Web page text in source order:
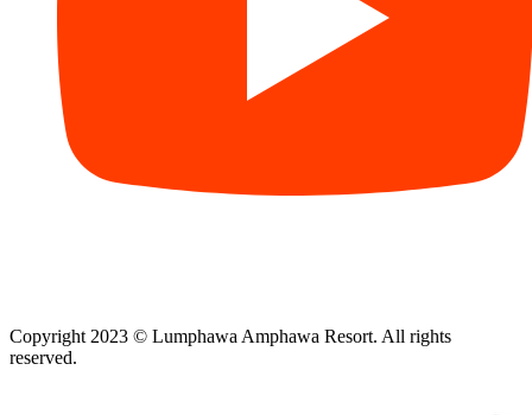
Copyright 2023 © Lumphawa Amphawa Resort. All rights
reserved.